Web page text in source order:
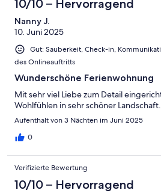
10/10 – Hervorragend
Nanny J.
10. Juni 2025
Gut: Sauberkeit, Check-in,
des Onlineauftritts
Wunderschöne Ferienwohnung
Mit sehr viel Liebe zum Detail
Wohlfühlen in sehr schöner Landschaft.
Aufenthalt von 3 Nächten im Juni 2025
0
Verifizierte Bewertung
10/10 – Hervorragend